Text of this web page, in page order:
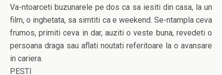
Va-ntoarceti buzunarele pe dos ca sa iesiti din casa, la un
film, o inghetata, sa simtiti ca e weekend. Se-ntampla ceva
frumos, primiti ceva in dar, auziti o veste buna, revedeti o
persoana draga sau aflati noutati referitoare la o avansare
in cariera.
PESTI